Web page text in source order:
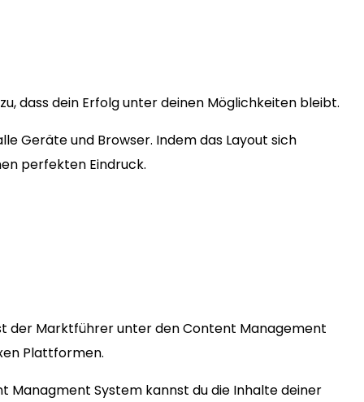
dass dein Erfolg unter deinen Möglichkeiten bleibt.
Geräte und Browser. Indem das Layout sich
perfekten Eindruck.
der Marktführer unter den Content Management
Plattformen.
Managment System kannst du die Inhalte deiner